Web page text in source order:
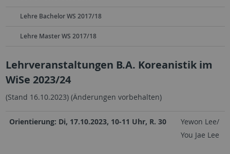
Lehre Bachelor WS 2017/18
Lehre Master WS 2017/18
Lehrveranstaltungen B.A. Koreanistik im
WiSe 2023/24
(Stand 16.10.2023) (Änderungen vorbehalten)
Orientierung: Di, 17.10.2023, 10-11 Uhr, R. 30
Yewon Lee/
You Jae Lee